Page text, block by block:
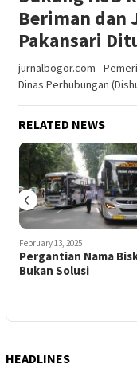
Beriman dan
Pakansari
jurnalbogor.com -
Dinas Perhubungan
RELATED NEWS
February 13, 2025
Pergantian Nama
Bukan Solusi
‹
HEADLINES